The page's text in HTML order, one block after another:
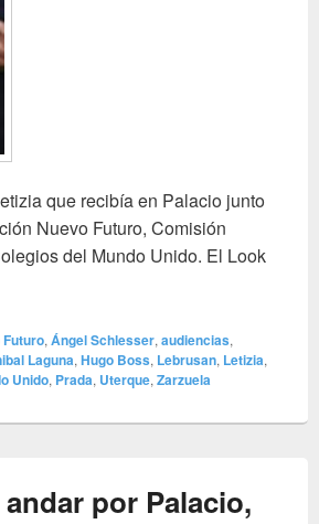
que recibía en Palacio junto
Nuevo Futuro, Comisión
del Mundo Unido. El Look
para recibir o un lienzo sin pintura
,Ángel Schlesser,audiencias,
Laguna,Hugo Boss, Lebrusan, Letizia,
Unido, Prada, Uterque,Zarzuela
por Palacio,